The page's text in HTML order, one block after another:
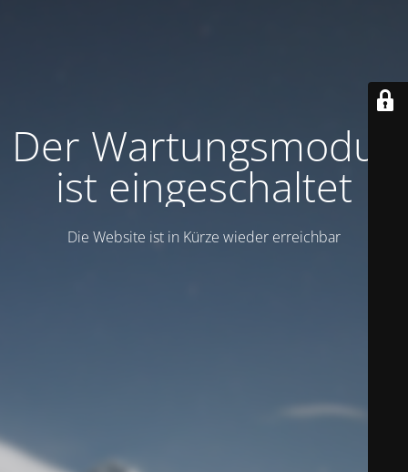
Der Wartungsmodus
ist eingeschaltet
Die Website ist in Kürze wieder erreichbar